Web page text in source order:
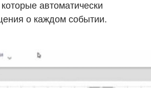
автоматически
о каждом событии.